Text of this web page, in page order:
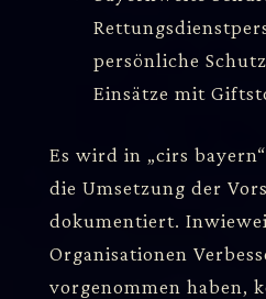
persönliche
Einsätze mit
Es wird in „cirs
die Umsetzung der
dokumentiert.
Organisationen
vorgenommen haben,